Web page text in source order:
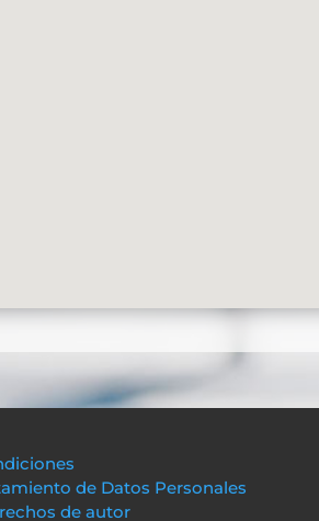
de Datos Personales
de autor